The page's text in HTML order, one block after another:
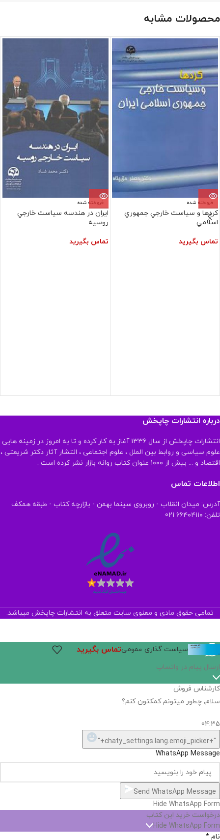
محصولات مشابه
فروخته شده
کردها و سياست‏ خارجي‏ جمهوري‏
اسلامي‏
تماس بگیرید
فروخته شده
ايران در هندسه سياست خارجي
روسيه
تماس بگیرید
درباره انتشارات چاپخش
انتشارات چاپخش از سال ۱۳۳۶ آغاز به کار کرده و تا به امروز در زمینه هایی
علوم سیاسی و روابط بین الملل ، علوم اجتماعی ، انتشار آثار دکتر شریعتی ،
اقتصاد و ... بیش از ۱۰۰۰ عنوان کتاب روانه بازار نشر کرده است .
اطلاعات تماس
آدرس: میدان انقلاب - روبروی سینما بهمن - بازارچه کتاب - طبقه همکف
تلفن: ۶۶۴۰۴۱۱۰ 021
تمامی حقوق مادی و معنوی سایت متعلق به انتشارات چاپخش میباشد.
سیاست گذاری عمومیتماس بگیرید
ارسال پیام در واتساپ
کارشناس فروش
سلام, چطور میتونم کمکتون کنم؟
04:35
"+chaty_settings.lang.emoji_picker+"
WhatsApp Message
Send WhatsApp Message
Hide WhatsApp Form
درخواست خرید این کتاب
Hide WhatsApp Form
نام *